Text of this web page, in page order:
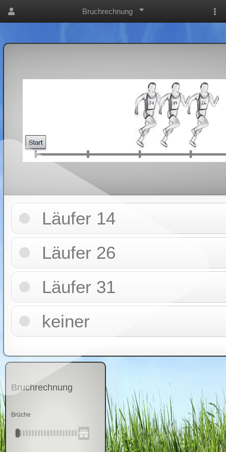
Bruchrechnung
Läufer 14
Läufer 26
Läufer 31
keiner
Bruchrechnung
Brüche